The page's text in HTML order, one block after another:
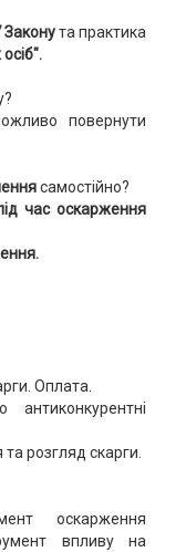
Законута практика
повернути
самостійно?
час оскарження
Оплата.
розгляд скарги.
оскарження
впливу на